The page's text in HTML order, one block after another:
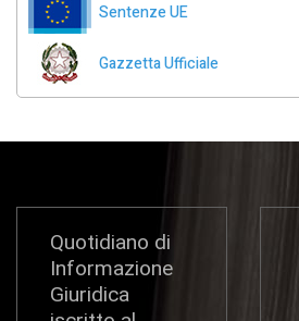
Sentenze UE
Gazzetta Ufficiale
Quotidiano di
Informazione
Giuridica